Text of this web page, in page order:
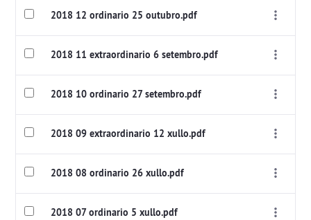
2018 12 ordinario 25 outubro.pdf
2018 11 extraordinario 6 setembro.pdf
2018 10 ordinario 27 setembro.pdf
2018 09 extraordinario 12 xullo.pdf
2018 08 ordinario 26 xullo.pdf
2018 07 ordinario 5 xullo.pdf